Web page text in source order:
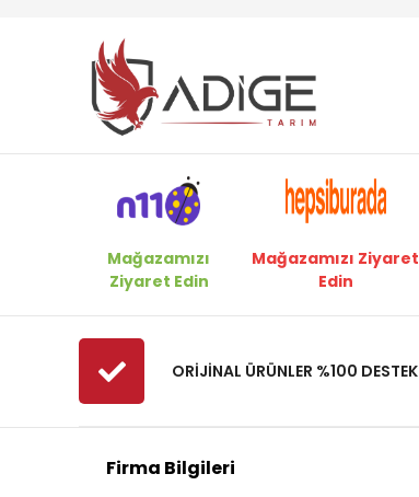
Dakkin
Deltadem
Deltadem
Echo
Efor
Ekolojik Tarım
Energy
Fadelsan
Felco
Ferrino
Fibrodem
Mağazamızı
Ziyaret Edin
Mağazamızı Ziyaret
Edin
ORİJİNAL ÜRÜNLER %100 DESTEK
Firma Bilgileri